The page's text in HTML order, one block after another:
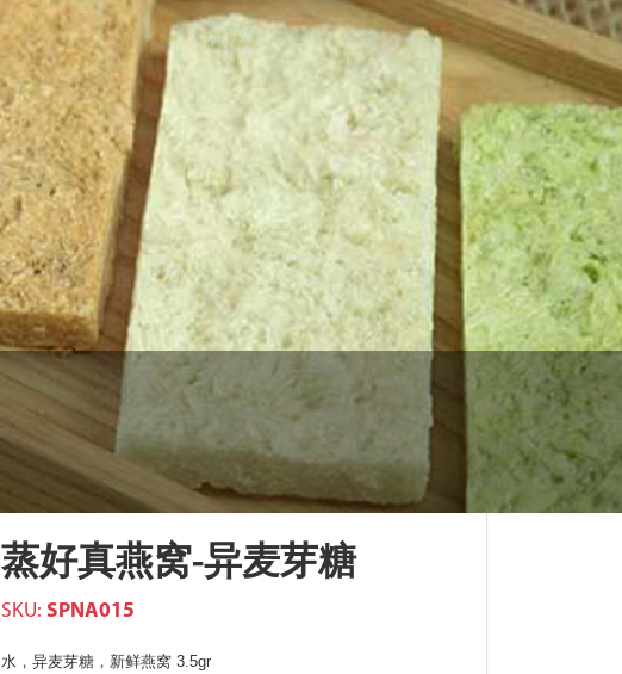
蒸好真燕窝-异麦芽糖
SKU: SPNA015
水，异麦芽糖，新鲜燕窝 3.5gr